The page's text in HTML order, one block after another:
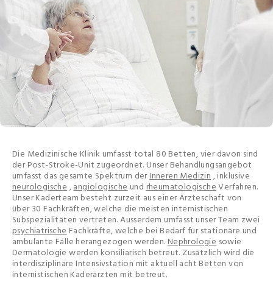
Die Medizinische Klinik umfasst total 80 Betten, vier davon sind
der Post-Stroke-Unit zugeordnet. Unser Behandlungsangebot
umfasst das gesamte Spektrum derInneren Medizin, inklusive
neurologische,angiologischeundrheumatologischeVerfahren.
Unser Kaderteam besteht zurzeit aus einer Ärzteschaft von
über 30 Fachkräften, welche die meisten internistischen
Subspezialitäten vertreten. Ausserdem umfasst unser Team zwei
psychiatrischeFachkräfte, welche bei Bedarf für stationäre und
ambulante Fälle herangezogen werden.Nephrologiesowie
Dermatologie werden konsiliarisch betreut. Zusätzlich wird die
interdisziplinäre Intensivstation mit aktuell acht Betten von
internistischen Kaderärzten mit betreut.